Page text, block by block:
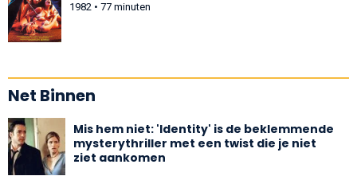
1982 • 77 minuten
Net Binnen
Mis hem niet: 'Identity' is de beklemmende
mysterythriller met een twist die je niet
ziet aankomen